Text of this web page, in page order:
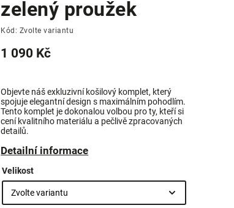
zelený proužek
Kód: Zvolte variantu
1 090 Kč
Objevte náš exkluzivní košilový komplet, který
spojuje elegantní design s maximálním pohodlím.
Tento komplet je dokonalou volbou pro ty, kteří si
cení kvalitního materiálu a pečlivě zpracovaných
detailů.
Detailní informace
Velikost